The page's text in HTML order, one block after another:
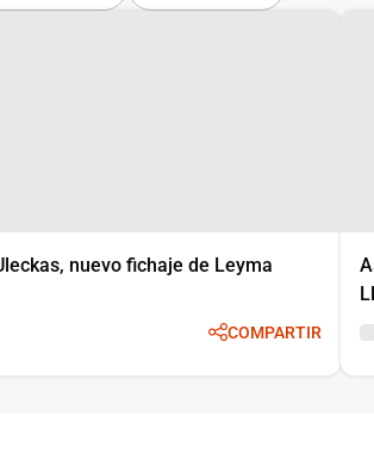
nuevo fichaje de Leyma
COMPARTIR